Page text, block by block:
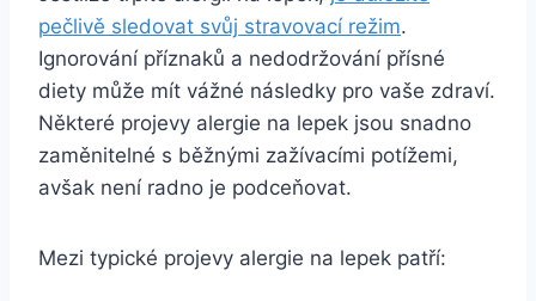
pečlivě sledovat svůj stravovací režim.
Ignorování příznaků a nedodržování přísné
diety může mít vážné následky pro vaše zdraví.
Některé projevy alergie na lepek jsou snadno
zaměnitelné s běžnými zažívacími potížemi,
avšak není radno je podceňovat.
Mezi typické projevy alergie na lepek patří: